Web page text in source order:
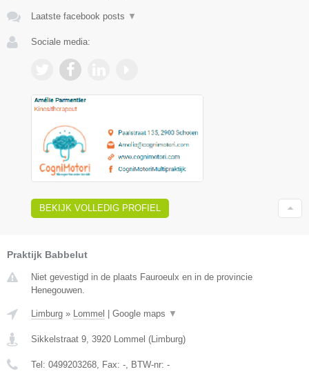
Laatste facebook posts ▼
Sociale media:
BEKIJK VOLLEDIG PROFIEL
Praktijk Babbelut
Niet gevestigd in de plaats Fauroeulx en in de provincie
Henegouwen.
Limburg » Lommel Google maps ▼
Sikkelstraat 9, 3920 Lommel (Limburg)
Tel: 0499203268, Fax: -, BTW-nr: -